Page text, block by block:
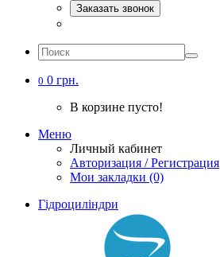
Заказать звонок
0 0 грн.
В корзине пусто!
Меню
Личный кабинет
Авторизация / Регистрация
Мои закладки (0)
Гідроциліндри